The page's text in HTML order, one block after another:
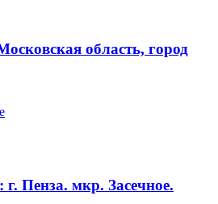
область, город
Пенза. мкр. Засечное.